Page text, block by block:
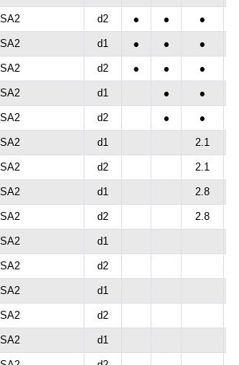
d2 ● ● ●
d1 ● ● ●
d2 ● ● ●
d1 ● ●
d2 ● ●
d1 2.1
d2 2.1
d1 2.8
d2 2.8
d1
d2
d1
d2
d1